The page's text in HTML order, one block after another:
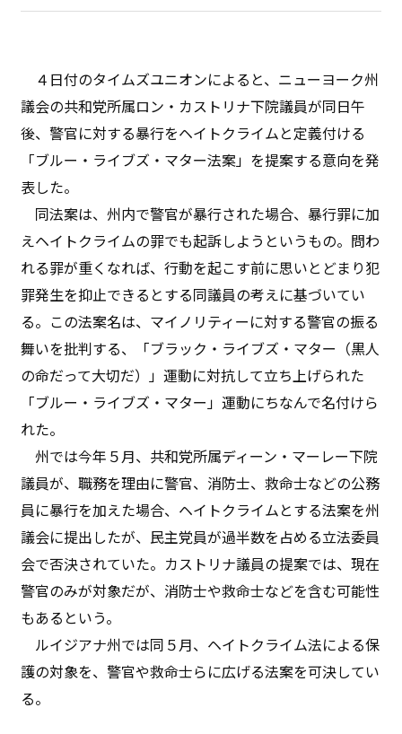
４日付のタイムズユニオンによると、ニューヨーク州
議会の共和党所属ロン・カストリナ下院議員が同日午
後、警官に対する暴行をヘイトクライムと定義付ける
「ブルー・ライブズ・マター法案」を提案する意向を発
表した。
同法案は、州内で警官が暴行された場合、暴行罪に加
えヘイトクライムの罪でも起訴しようというもの。問わ
れる罪が重くなれば、行動を起こす前に思いとどまり犯
罪発生を抑止できるとする同議員の考えに基づいてい
る。この法案名は、マイノリティーに対する警官の振る
舞いを批判する、「ブラック・ライブズ・マター（黒人
の命だって大切だ）」運動に対抗して立ち上げられた
「ブルー・ライブズ・マター」運動にちなんで名付けら
れた。
州では今年５月、共和党所属ディーン・マーレー下院
議員が、職務を理由に警官、消防士、救命士などの公務
員に暴行を加えた場合、ヘイトクライムとする法案を州
議会に提出したが、民主党員が過半数を占める立法委員
会で否決されていた。カストリナ議員の提案では、現在
警官のみが対象だが、消防士や救命士などを含む可能性
もあるという。
ルイジアナ州では同５月、ヘイトクライム法による保
護の対象を、警官や救命士らに広げる法案を可決してい
る。